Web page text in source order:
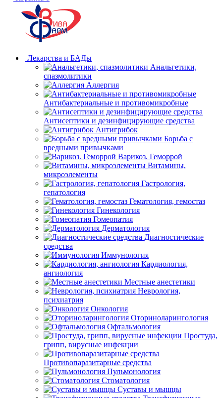
Лекарства и БАДы
Анальгетики,
спазмолитики
Аллергия
Антибактериальные и противомикробные
Антисептики и дезинфицирующие средства
Антигрибок
Борьба с
вредными привычками
Варикоз. Геморрой
Витамины,
микроэлементы
Гастрология,
гепатология
Гематология, гемостаз
Гинекология
Гомеопатия
Дерматология
Диагностические
средства
Иммунология
Кардиология,
ангиология
Местные анестетики
Неврология,
психиатрия
Онкология
Оториноларингология
Офтальмология
Простуда,
грипп, вирусные инфекции
Противопаразитарные средства
Пульмонология
Стоматология
Суставы и мышцы